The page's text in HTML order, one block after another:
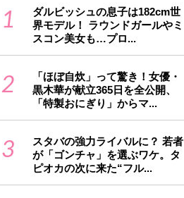
1
ダルビッシュの息子は182cm世
界モデル！ ラウンドガールやミ
スコン美女も…プロ...
2
「ほぼ自炊」って驚き！女優・
黒木華が献立365日を全公開、
「特製おにぎり」からマ...
3
スタバの強力ライバルに？ 若者
が「ゴンチャ」を選ぶワケ。タ
ピオカの次に来た“フル...